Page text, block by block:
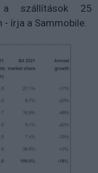
a szállítások 25
írja a Sammobile.